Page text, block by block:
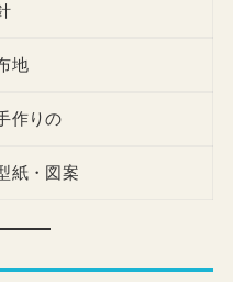
地
作りの
紙・図案